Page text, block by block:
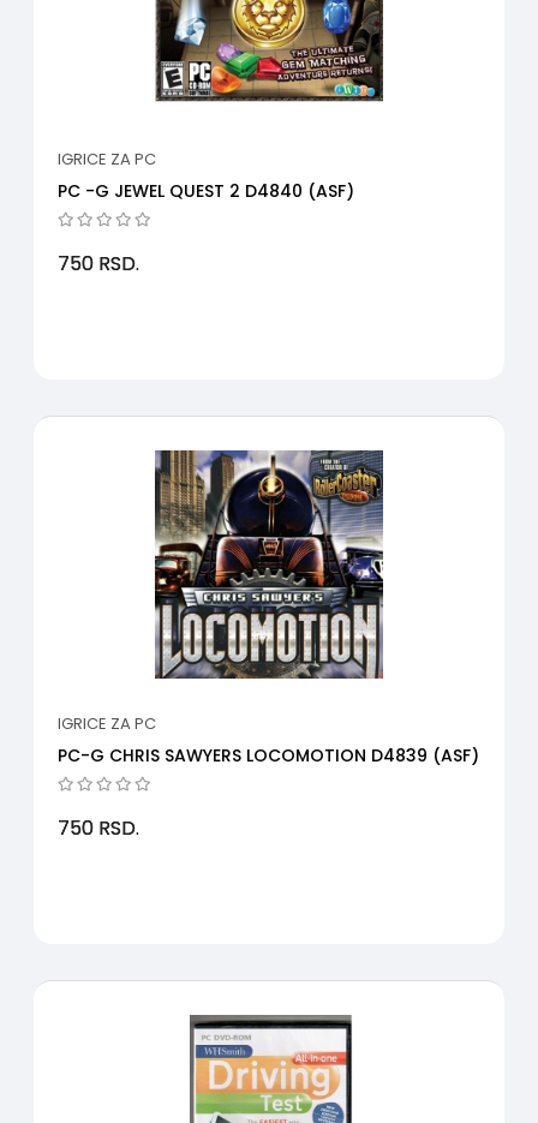
IGRICE ZA PC
PC -G JEWEL QUEST 2 D4840 (ASF)
750 RSD.
IGRICE ZA PC
PC-G CHRIS SAWYERS LOCOMOTION D4839 (ASF)
750 RSD.